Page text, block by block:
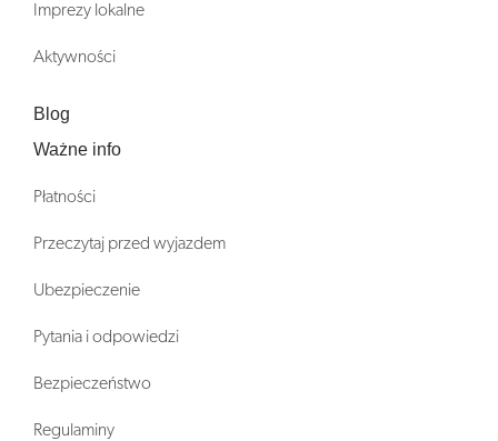
Imprezy lokalne
Aktywności
Blog
Ważne info
Płatności
Przeczytaj przed wyjazdem
Ubezpieczenie
Pytania i odpowiedzi
Bezpieczeństwo
Regulaminy